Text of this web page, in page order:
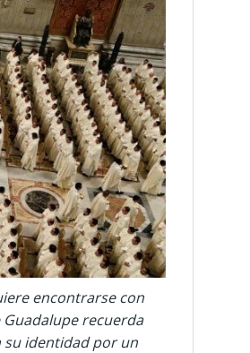
encontrarse con
Guadalupe recuerda
su identidad por un